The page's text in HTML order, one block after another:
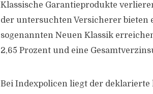
Klassische Garantieprodukte
der untersuchten Versicherer bieten
sogenannten Neuen Klassik
2,65 Prozent und eine
Bei Indexpolicen liegt der